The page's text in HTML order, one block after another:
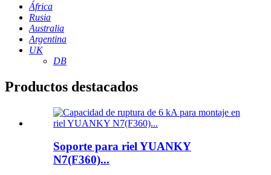
África
Rusia
Australia
Argentina
UK
DB
Productos destacados
Soporte para riel YUANKY
N7(F360)...